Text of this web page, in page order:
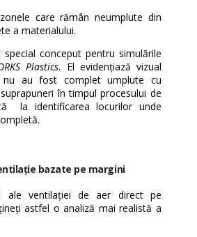
care rămân neumplute din
a materialului.
special conceput pentru simulările
Plastics. El evidențiază vizual
nu au fost complet umplute cu
în timpul procesului de
la identificarea locurilor unde
bazate pe margini
ale ventilației de aer direct pe
astfel o analiză mai realistă a